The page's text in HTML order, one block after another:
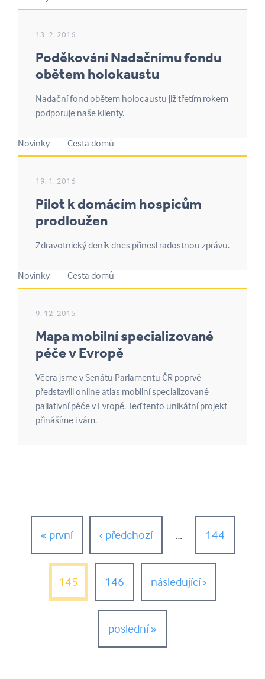
13. 2. 2016
Poděkování Nadačnímu fondu
obětem holokaustu
Nadační fond obětem holocaustu již třetím rokem
podporuje naše klienty.
Novinky — Cesta domů
19. 1. 2016
Pilot k domácím hospicům
prodloužen
Zdravotnický deník dnes přinesl radostnou zprávu.
Novinky — Cesta domů
9. 12. 2015
Mapa mobilní specializované
péče v Evropě
Včera jsme v Senátu Parlamentu ČR poprvé
představili online atlas mobilní specializované
paliativní péče v Evropě. Teď tento unikátní projekt
přinášíme i vám.
« první ‹ předchozí … 144
145 146 následující ›
poslední »